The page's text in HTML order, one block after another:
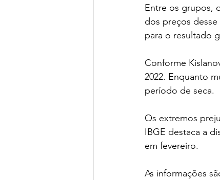
Entre os grupos,
dos preços
para o resultado
Conforme
2022. Enquanto
período de seca.
Os extremos
IBGE destaca a
em fevereiro.
As informações